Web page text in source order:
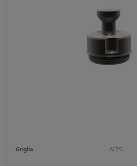
Griglia AF25